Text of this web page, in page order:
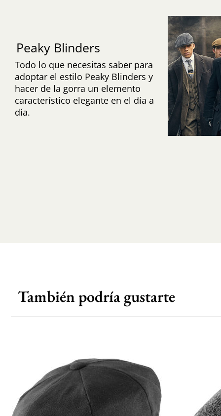
Peaky Blinders
Todo lo que necesitas saber para
adoptar el estilo Peaky Blinders y
hacer de la gorra un elemento
característico elegante en el día a
día.
También podría gustarte